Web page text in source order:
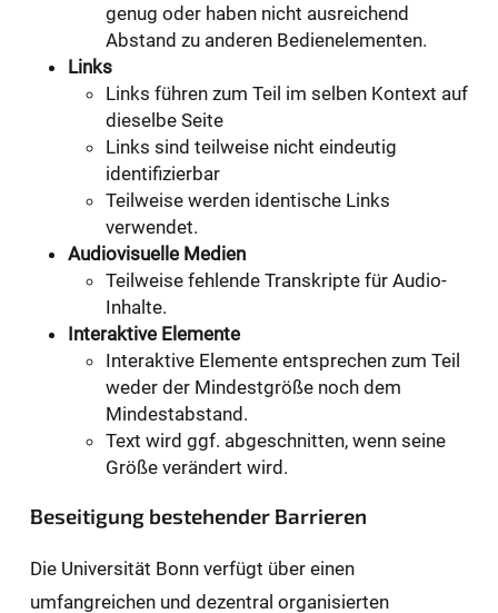
genug oder haben nicht ausreichend
Abstand zu anderen Bedienelementen.
Links
Links führen zum Teil im selben Kontext auf
dieselbe Seite
Links sind teilweise nicht eindeutig
identifizierbar
Teilweise werden identische Links
verwendet.
Audiovisuelle Medien
Teilweise fehlende Transkripte für Audio-
Inhalte.
Interaktive Elemente
Interaktive Elemente entsprechen zum Teil
weder der Mindestgröße noch dem
Mindestabstand.
Text wird ggf. abgeschnitten, wenn seine
Größe verändert wird.
Beseitigung bestehender Barrieren
Die Universität Bonn verfügt über einen
umfangreichen und dezentral organisierten